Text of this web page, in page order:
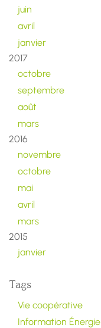
juin
avril
janvier
2017
octobre
septembre
août
mars
2016
novembre
octobre
mai
avril
mars
2015
janvier
Tags
Vie coopérative
Information Énergie